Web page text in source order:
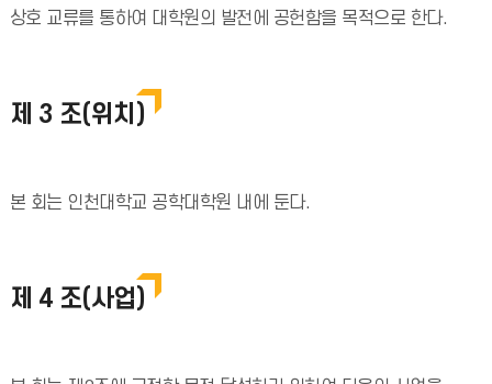
상호 교류를 통하여 대학원의 발전에 공헌함을 목적으로 한다.
제 3 조(위치)
본 회는 인천대학교 공학대학원 내에 둔다.
제 4 조(사업)